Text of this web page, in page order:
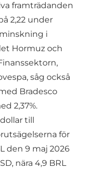
framträdanden
2,22 under
i
Hormuz och
såg också
Bradesco
2,37%.
till
för
den 9 maj 2026
nära 4,9 BRL